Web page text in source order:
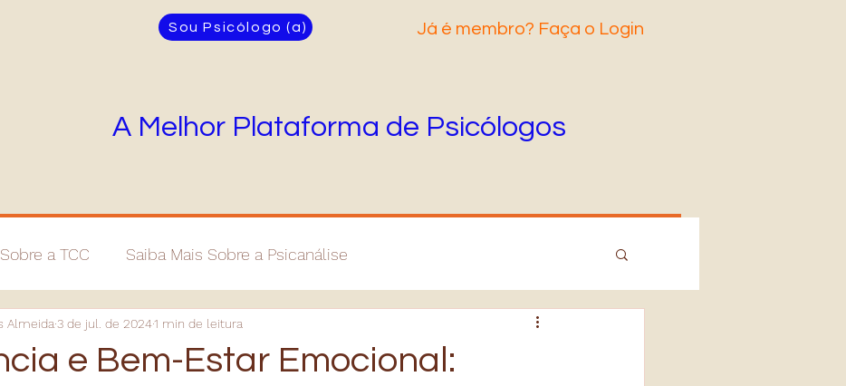
Sou Psicólogo (a) Já é membro? Faça o Login
A Melhor Plataforma de Psicólogos
a TCC Saiba Mais Sobre a Psicanálise
e Bem-Estar Emocional:
Almeida 3 de jul. de 20241 min de leitura